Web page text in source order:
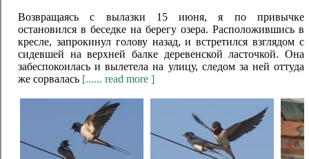
Возвращаясь с вылазки 15 июня, я по привычке
остановился в беседке на берегу озера. Расположившись в
кресле, запрокинул голову назад, и встретился взглядом с
сидевшей на верхней балке деревенской ласточкой. Она
забеспокоилась и вылетела на улицу, следом за ней оттуда
же сорвалась [...... read more ]